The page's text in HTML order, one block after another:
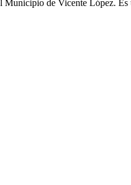
de Vicente López.